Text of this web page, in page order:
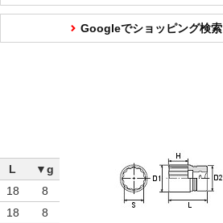
Googleでショッピング検索
L
▼g
18
8
18
8